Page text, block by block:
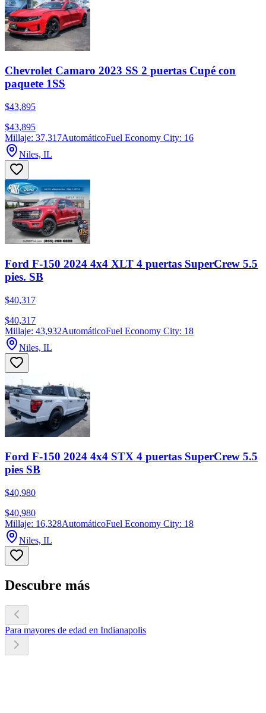
Chevrolet Camaro 2023 SS 2 puertas Cupé con
paquete 1SS
$43,895
$43,895
Millaje: 37,317AutomáticoFuel Economy City: 16
Niles, IL
Ford F-150 2024 4x4 XLT 4 puertas SuperCrew 5.5
pies. SB
$40,317
$40,317
Millaje: 43,932AutomáticoFuel Economy City: 18
Niles, IL
Ford F-150 2024 4x4 STX 4 puertas SuperCrew 5.5
pies SB
$40,980
$40,980
Millaje: 16,328AutomáticoFuel Economy City: 18
Niles, IL
Descubre más
Para mayores de edad en Indianapolis